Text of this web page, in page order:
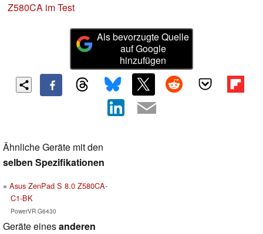
Z580CA im Test
Als bevorzugte Quelle
auf Google
hinzufügen
Ähnliche Geräte mit den
selben Spezifikationen
Asus ZenPad S 8.0 Z580CA-
C1-BK
PowerVR G6430
Geräte einesanderen